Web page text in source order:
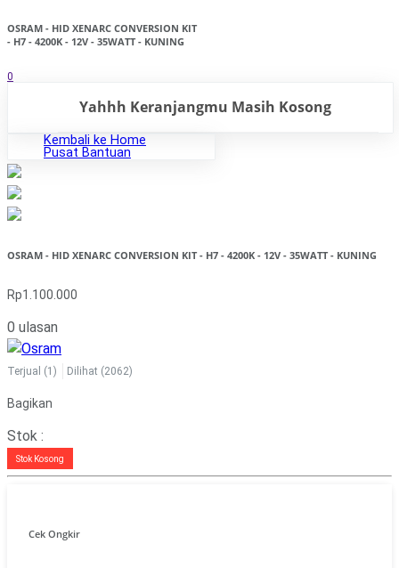
OSRAM - HID XENARC CONVERSION KIT
- H7 - 4200K - 12V - 35WATT - KUNING
0
Yahhh Keranjangmu Masih Kosong
Kembali ke Home
Pusat Bantuan
OSRAM - HID XENARC CONVERSION KIT - H7 - 4200K - 12V - 35WATT - KUNING
Rp1.100.000
0 ulasan
Terjual (1) Dilihat (2062)
Bagikan
Stok :
Stok Kosong
Cek Ongkir